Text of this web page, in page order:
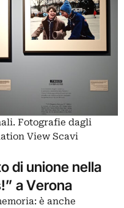
Fotografie dagli
View Scavi
di unione nella
a Verona
è anche